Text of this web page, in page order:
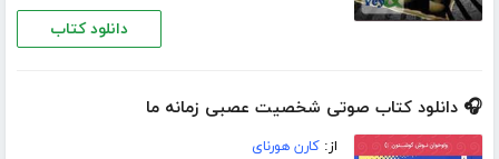
دانلود کتاب
🎧 دانلود کتاب صوتی شخصیت عصبی زمانه ما
از:کارن هورنای